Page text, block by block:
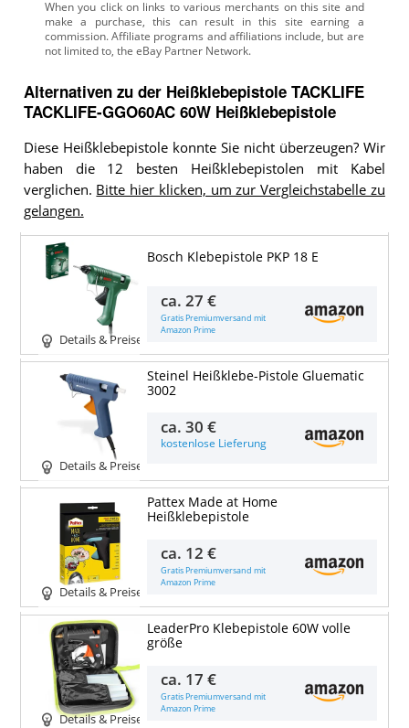
Alternativen zu der Heißklebepistole TACKLIFE
TACKLIFE-GGO60AC 60W Heißklebepistole
Diese Heißklebepistole konnte Sie nicht überzeugen? Wir
haben die 12 besten Heißklebepistolen mit Kabel
verglichen. Bitte hier klicken, um zur Vergleichstabelle zu
gelangen.
Details & Preise
Bosch Klebepistole PKP 18 E
ca.27 €
Gratis Premiumversand mit
Amazon Prime
Details & Preise
Steinel Heißklebe-Pistole Gluematic
3002
ca.30 €
kostenlose Lieferung
Details & Preise
Pattex Made at Home
Heißklebepistole
ca. 12 €
Gratis Premiumversand mit
Amazon Prime
Details & Preise
LeaderPro Klebepistole 60W volle
größe
ca. 17 €
Gratis Premiumversand mit
Amazon Prime